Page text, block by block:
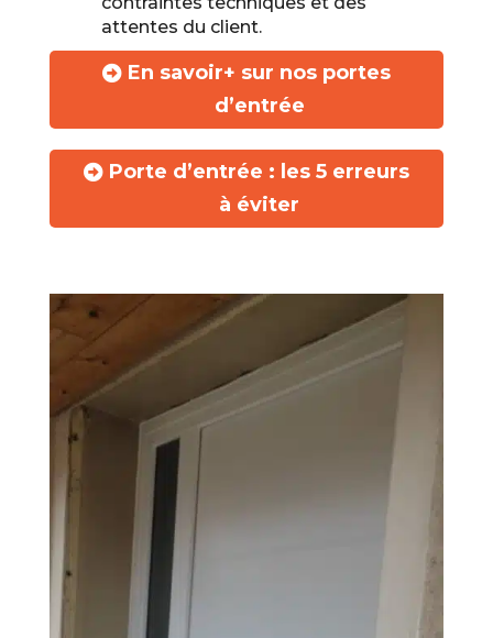
attentes du client.
En savoir+ sur nos portes
d’entrée
Porte d’entrée : les 5 erreurs
à éviter